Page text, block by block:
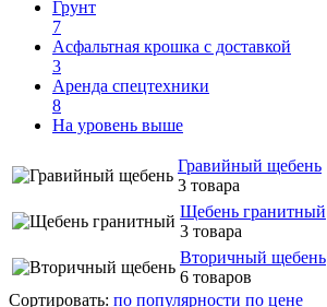
Грунт
7
Асфальтная крошка с доставкой
3
Аренда спецтехники
8
На уровень выше
Гравийный щебень
3 товара
Щебень гранитный
3 товара
Вторичный щебень
6 товаров
Сортировать: по популярности по цене